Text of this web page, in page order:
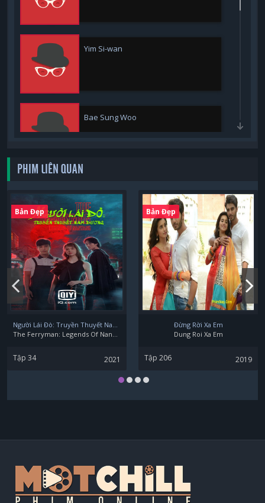
Yim Si-wan
Bae Sung Woo
Park Eun Bin
Park Hyo-ju
PHIM LIÊN QUAN
Bản Đẹp
Tập 34 2021
Bản Đẹp
Đừng Rời Xa Em
Dung Roi Xa Em
Tập 206 2019